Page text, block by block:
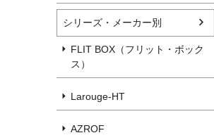
シリーズ・メーカー別
FLIT BOX（フリット・ボック
ス）
Larouge-HT
AZROF